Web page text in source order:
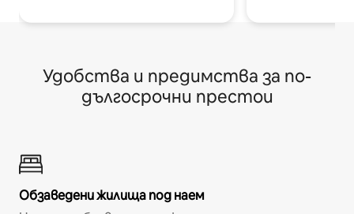
Удобства и предимства за по-
дългосрочни престои
Обзаведени жилища под наем